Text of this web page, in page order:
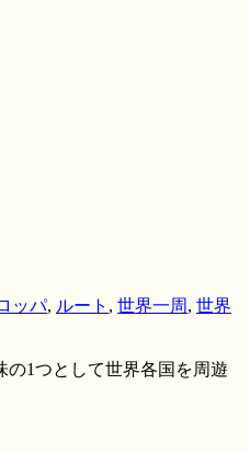
ッパ, ルート , 世界一周, 世界
1つとして世界各国を周遊